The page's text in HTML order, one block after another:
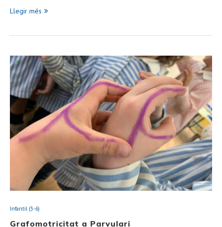
Llegir més
Infantil (3-6)
Grafomotricitat a Parvulari